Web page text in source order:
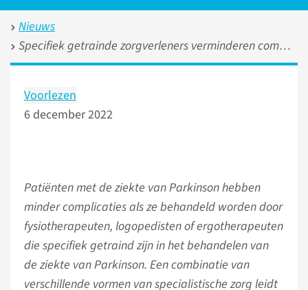
Nieuws
Specifiek getrainde zorgverleners verminderen complicaties bij parkinson
Voorlezen
6 december 2022
Patiënten met de ziekte van Parkinson hebben
minder complicaties als ze behandeld worden door
fysiotherapeuten, logopedisten of ergotherapeuten
die specifiek getraind zijn in het behandelen van
de ziekte van Parkinson. Een combinatie van
verschillende vormen van specialistische zorg leidt